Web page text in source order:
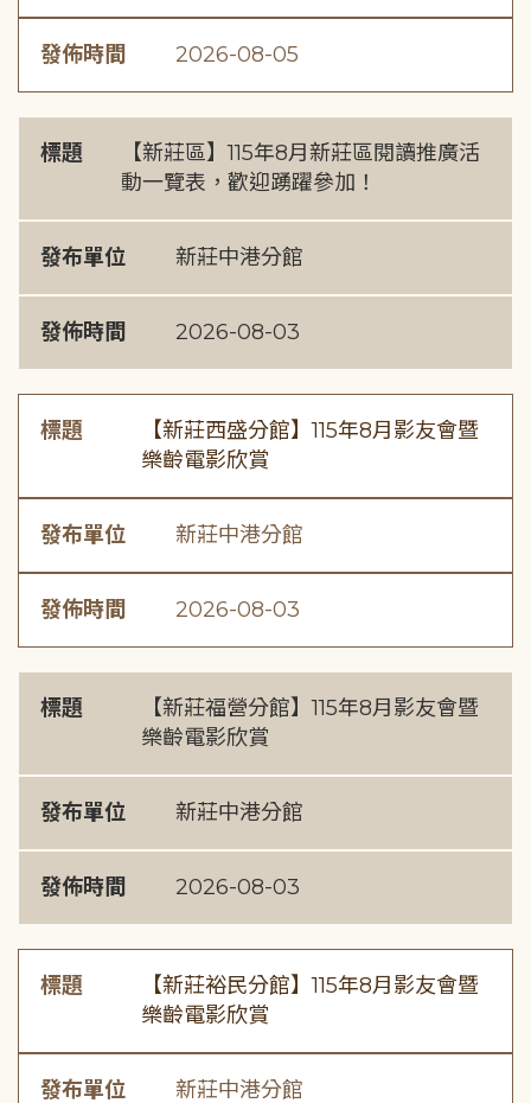
發佈時間 2026-08-05
標題
【新莊區】115年8月新莊區閱讀推廣活
動一覽表，歡迎踴躍參加！
發布單位 新莊中港分館
發佈時間 2026-08-03
標題
【新莊西盛分館】115年8月影友會暨
樂齡電影欣賞
發布單位 新莊中港分館
發佈時間 2026-08-03
標題
【新莊福營分館】115年8月影友會暨
樂齡電影欣賞
發布單位 新莊中港分館
發佈時間 2026-08-03
標題
【新莊裕民分館】115年8月影友會暨
樂齡電影欣賞
發布單位 新莊中港分館